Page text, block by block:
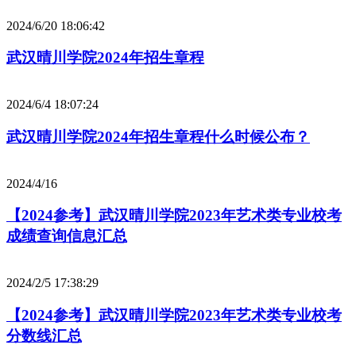
2024/6/20 18:06:42
武汉晴川学院2024年招生章程
2024/6/4 18:07:24
武汉晴川学院2024年招生章程什么时候公布？
2024/4/16
【2024参考】武汉晴川学院2023年艺术类专业校考
成绩查询信息汇总
2024/2/5 17:38:29
【2024参考】武汉晴川学院2023年艺术类专业校考
分数线汇总